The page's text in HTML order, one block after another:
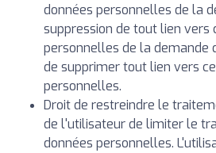
données personnelles de la
suppression de tout lien vers
personnelles de la demande
de supprimer tout lien vers
personnelles.
Droit de restreindre le
de l'utilisateur de limiter le
données personnelles.